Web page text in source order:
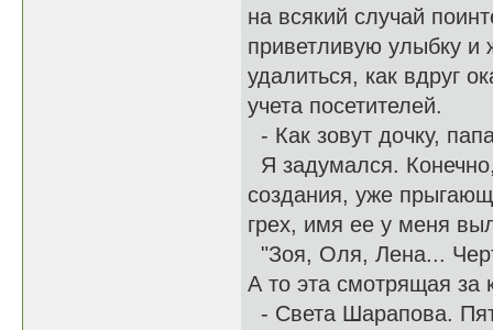
на всякий случай
приветливую улыбку и
удалиться, как вдруг
учета посетителей.
- Как зовут дочку,
Я задумался.
создания, уже
грех, имя ее у меня
"Зоя, Оля, Лена...
А то эта смотрящая за
- Света Шарапова.